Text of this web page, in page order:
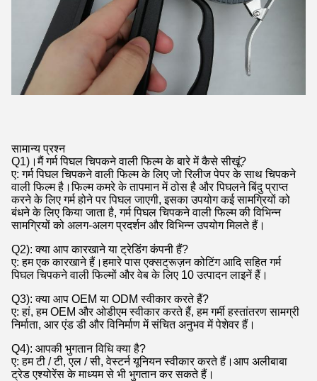
सामान्य प्रश्न
Q1)।मैं गर्म पिघल चिपकने वाली फिल्म के बारे में कैसे सीखूं?
ए: गर्म पिघल चिपकने वाली फिल्म के लिए जो रिलीज पेपर के साथ चिपकने
वाली फिल्म है।फिल्म कमरे के तापमान में ठोस है और पिघलने बिंदु प्राप्त
करने के लिए गर्म होने पर पिघल जाएगी, इसका उपयोग कई सामग्रियों को
बंधने के लिए किया जाता है, गर्म पिघल चिपकने वाली फिल्म की विभिन्न
सामग्रियों को अलग-अलग प्रदर्शन और विभिन्न उपयोग मिलते हैं।
Q2): क्या आप कारखाने या ट्रेडिंग कंपनी हैं?
ए: हम एक कारखाने हैं।हमारे पास एक्सट्रूज़न कोटिंग आदि सहित गर्म
पिघल चिपकने वाली फिल्मों और वेब के लिए 10 उत्पादन लाइनें हैं।
Q3): क्या आप OEM या ODM स्वीकार करते हैं?
ए: हां, हम OEM और ओडीएम स्वीकार करते हैं, हम गर्मी हस्तांतरण सामग्री
निर्माता, आर एंड डी और विनिर्माण में संचित अनुभव में पेशेवर हैं।
Q4): आपकी भुगतान विधि क्या है?
ए: हम टी / टी, एल / सी, वेस्टर्न यूनियन स्वीकार करते हैं।आप अलीबाबा
ट्रेड एश्योरेंस के माध्यम से भी भुगतान कर सकते हैं।